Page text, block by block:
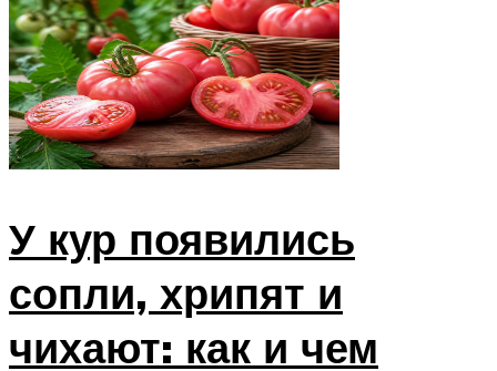
У кур появились
сопли, хрипят и
чихают: как и чем